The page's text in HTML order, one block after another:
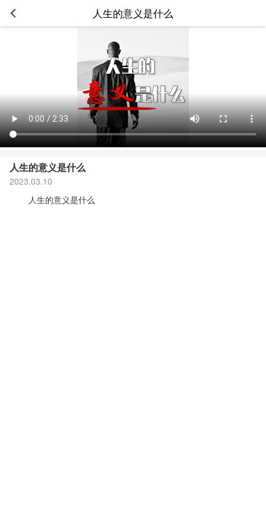
人生的意义是什么
人生的意义是什么
2023.03.10
人生的意义是什么